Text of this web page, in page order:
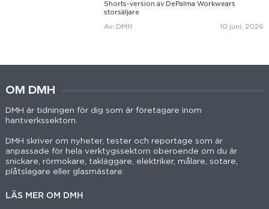
Shorts-version av DePalma Workwears
storsäljare
Av: DMH 10 juni, 2026
OM DMH
DMH är tidningen för dig som är företagare inom
hantverkssektorn.
DMH skriver om nyheter, tester och reportage som är
anpassade för hela verktygssektorn oberoende om du är
snickare, rörmokare, takläggare, elektriker, målare, sotare,
plåtslagare eller glasmästare.
LÄS MER OM DMH